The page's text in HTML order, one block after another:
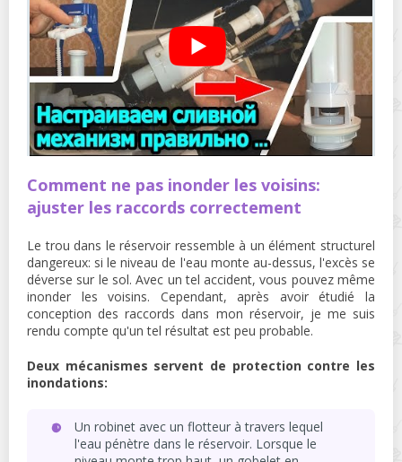
Comment ne pas inonder les voisins:
ajuster les raccords correctement
Le trou dans le réservoir ressemble à un élément structurel
dangereux: si le niveau de l'eau monte au-dessus, l'excès se
déverse sur le sol. Avec un tel accident, vous pouvez même
inonder les voisins. Cependant, après avoir étudié la
conception des raccords dans mon réservoir, je me suis
rendu compte qu'un tel résultat est peu probable.
Deux mécanismes servent de protection contre les
inondations:
Un robinet avec un flotteur à travers lequel
l'eau pénètre dans le réservoir. Lorsque le